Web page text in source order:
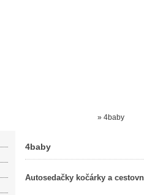
» 4baby
4baby
Autosedačky kočárky a